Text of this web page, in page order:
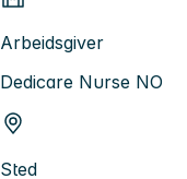
Arbeidsgiver
Dedicare Nurse NO
Sted